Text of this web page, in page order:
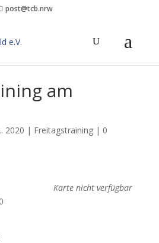
post@tcb.nrw
am
2020 | Freitagstraining| 0
Karte nicht verfügbar